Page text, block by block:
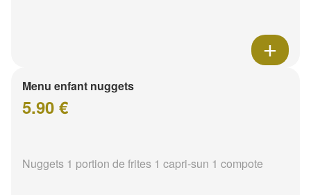
Menu enfant nuggets
5.90 €
Nuggets 1 portion de frites 1 capri-sun 1 compote